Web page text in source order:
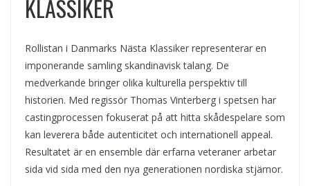
KLASSIKER
Rollistan i Danmarks Nästa Klassiker representerar en
imponerande samling skandinavisk talang. De
medverkande bringer olika kulturella perspektiv till
historien. Med regissör Thomas Vinterberg i spetsen har
castingprocessen fokuserat på att hitta skådespelare som
kan leverera både autenticitet och internationell appeal.
Resultatet är en ensemble där erfarna veteraner arbetar
sida vid sida med den nya generationen nordiska stjärnor.